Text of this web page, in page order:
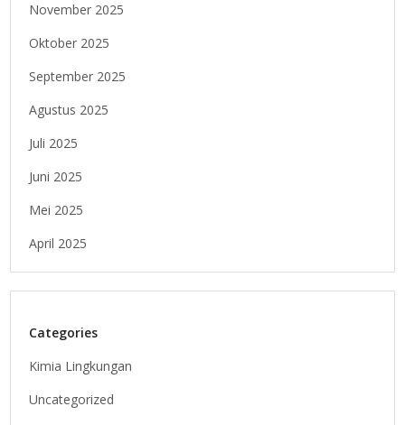
November 2025
Oktober 2025
September 2025
Agustus 2025
Juli 2025
Juni 2025
Mei 2025
April 2025
Categories
Kimia Lingkungan
Uncategorized